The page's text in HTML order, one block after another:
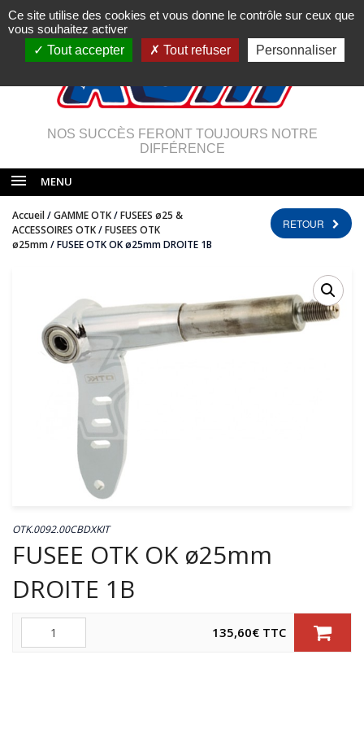
NOS SUCCÈS FERONT TOUJOURS NOTRE
DIFFÉRENCE
MENU
Accueil/GAMME OTK/FUSEES ø25 &
ACCESSOIRES OTK/FUSEES OTK
ø25mm/ FUSEE OTK OK ø25mm DROITE 1B
RETOUR
OTK.0092.00CBDXKIT
FUSEE OTK OK ø25mm
DROITE 1B
135,60€ TTC
Ce site utilise des cookies et vous donne le contrôle sur ceux que
vous souhaitez activer
Tout accepter
Tout refuser Personnaliser